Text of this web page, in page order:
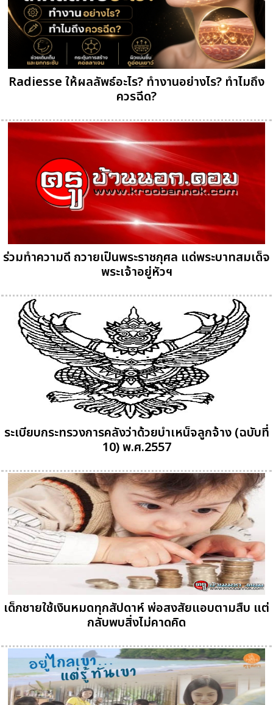
Radiesse ให้ผลลัพธ์อะไร? ทำงานอย่างไร? ทำไมถึง
ควรฉีด?
ร่วมทำความดี ถวายเป็นพระราชกุศล แด่พระบาทสมเด็จ
พระเจ้าอยู่หัวฯ
ระเบียบกระทรวงการคลังว่าด้วยบำเหน็จลูกจ้าง (ฉบับที่
10) พ.ศ.2557
เด็กชายใช้เงินหมดทุกสัปดาห์ พ่อสงสัยแอบตามสืบ แต่
กลับพบสิ่งไม่คาดคิด